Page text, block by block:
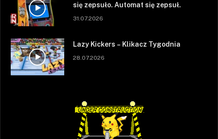
się zepsuło. Automat się zepsuł.
31.07.2026
Lazy Kickers – Klikacz Tygodnia
28.07.2026